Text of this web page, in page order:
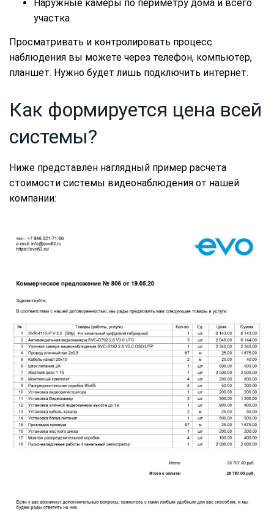
Наружные камеры по периметру дома и всего
участка
Просматривать и контролировать процесс
наблюдения вы можете через телефон, компьютер,
планшет. Нужно будет лишь подключить интернет.
Как формируется цена всей
системы?
Ниже представлен наглядный пример расчета
стоимости системы видеонаблюдения от нашей
компании: